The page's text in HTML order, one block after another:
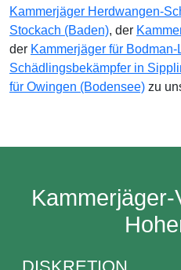
Kammerjäger Herdwangen-
Stockach (Baden), der
der Kammerjäger für
Schädlingsbekämpfer in
für Owingen (Bodensee) zu